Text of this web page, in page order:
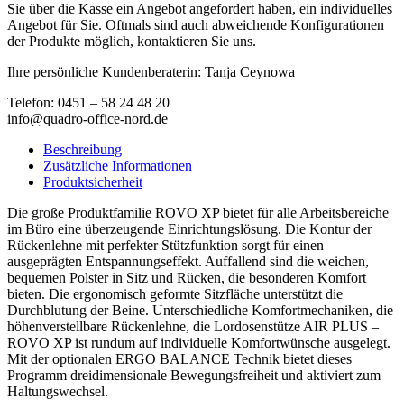
Sie über die Kasse ein Angebot angefordert haben, ein individuelles
Angebot für Sie. Oftmals sind auch abweichende Konfigurationen
der Produkte möglich, kontaktieren Sie uns.
Ihre persönliche Kundenberaterin: Tanja Ceynowa
Telefon: 0451 – 58 24 48 20
info@quadro-office-nord.de
Beschreibung
Zusätzliche Informationen
Produktsicherheit
Die große Produktfamilie ROVO XP bietet für alle Arbeitsbereiche
im Büro eine überzeugende Einrichtungslösung. Die Kontur der
Rückenlehne mit perfekter Stützfunktion sorgt für einen
ausgeprägten Entspannungseffekt. Auffallend sind die weichen,
bequemen Polster in Sitz und Rücken, die besonderen Komfort
bieten. Die ergonomisch geformte Sitzfläche unterstützt die
Durchblutung der Beine. Unterschiedliche Komfortmechaniken, die
höhenverstellbare Rückenlehne, die Lordosenstütze AIR PLUS –
ROVO XP ist rundum auf individuelle Komfortwünsche ausgelegt.
Mit der optionalen ERGO BALANCE Technik bietet dieses
Programm dreidimensionale Bewegungsfreiheit und aktiviert zum
Haltungswechsel.